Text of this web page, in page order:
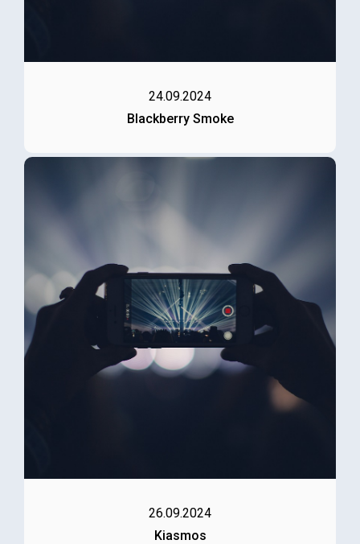
24.09.2024
Blackberry Smoke
26.09.2024
Kiasmos